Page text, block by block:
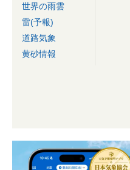
世界の雨雲
雷(予報)
道路気象
黄砂情報